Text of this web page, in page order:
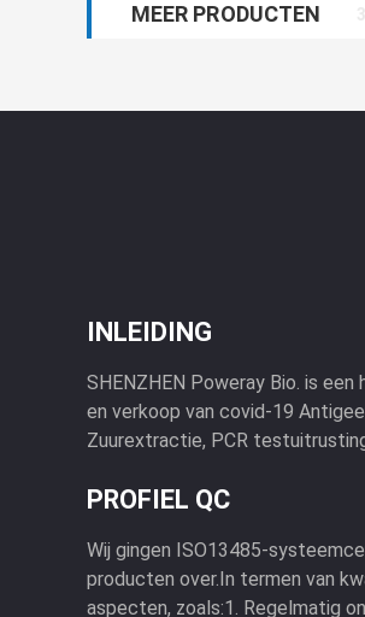
MEER PRODUCTEN
INLEIDING
SHENZHEN Poweray Bio. is
en verkoop van covid-19
Zuurextractie, PCR
PROFIEL QC
Wij gingen ISO13485-
producten over.In termen van
aspecten, zoals:1. Regelmatig